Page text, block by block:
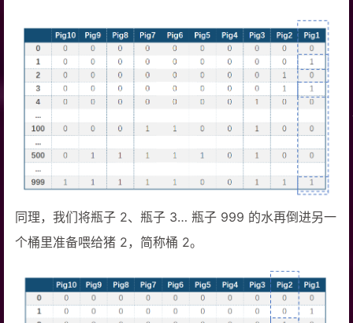
同理，我们将瓶子 2、瓶子 3… 瓶子 999 的水再倒进另一
个桶里准备喂给猪 2，简称桶 2。